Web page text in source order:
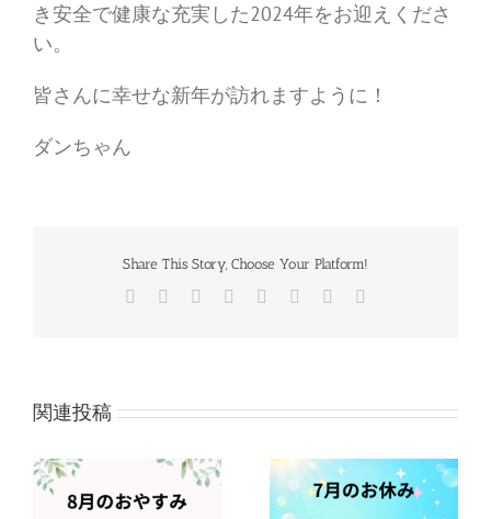
き安全で健康な充実した2024年をお迎えくださ
い。
皆さんに幸せな新年が訪れますように！
ダンちゃん
Share This Story, Choose Your Platform!
Facebook
TwitterReddit LinkedIn
TumblrPinterest
関連投稿